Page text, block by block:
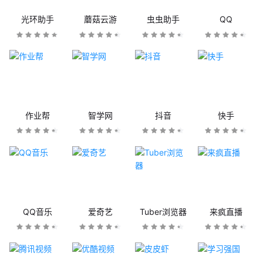
光环助手 蘑菇云游 虫虫助手 QQ
作业帮 智学网 抖音 快手
QQ音乐 爱奇艺 Tuber浏览器 来疯直播